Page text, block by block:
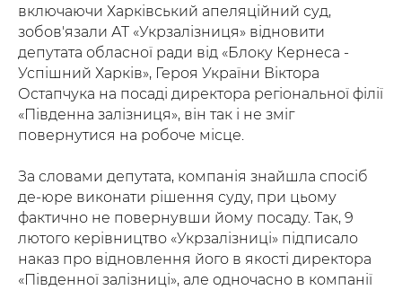
включаючи Харківський апеляційний суд,
зобов'язали АТ «Укрзалізниця» відновити
депутата обласної ради від «Блоку Кернеса -
Успішний Харків», Героя України Віктора
Остапчука на посаді директора регіональної філії
«Південна залізниця», він так і не зміг
повернутися на робоче місце.
За словами депутата, компанія знайшла спосіб
де-юре виконати рішення суду, при цьому
фактично не повернувши йому посаду. Так, 9
лютого керівництво «Укрзалізниці» підписало
наказ про відновлення його в якості директора
«Південної залізниці», але одночасно в компанії